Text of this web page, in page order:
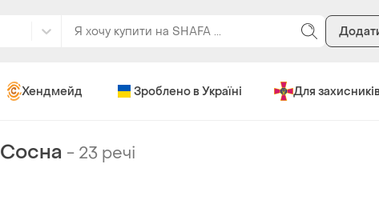
Хендмейд Зроблено в Україні Для
Сосна - 23 речі